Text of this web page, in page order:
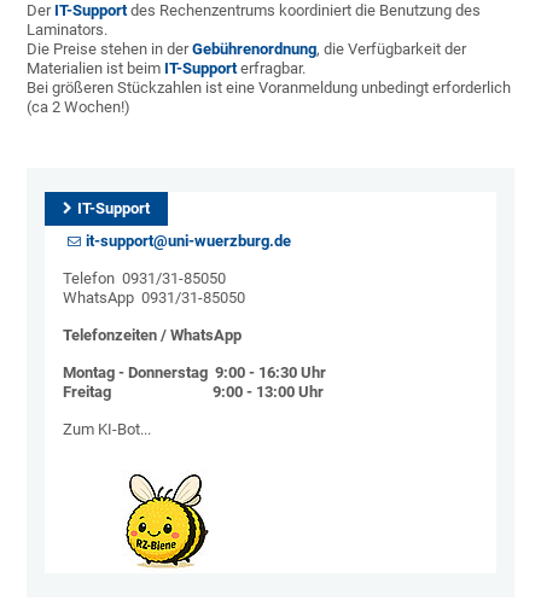
Der IT-Supportdes Rechenzentrums koordiniert die Benutzung des
Laminators.
Die Preise stehen in derGebührenordnung, die Verfügbarkeit der
Materialien ist beim IT-Supporterfragbar.
Bei größeren Stückzahlen ist eine Voranmeldung unbedingt erforderlich
(ca 2 Wochen!)
IT-Support
it-support@uni-wuerzburg.de
Telefon 0931/31-85050
WhatsApp 0931/31-85050
Telefonzeiten / WhatsApp
Montag - Donnerstag 9:00 - 16:30 Uhr
Freitag 9:00 - 13:00 Uhr
Zum KI-Bot...